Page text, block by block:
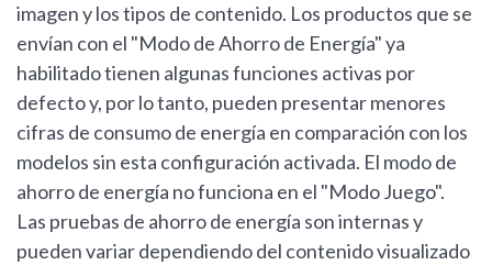
imagen y los tipos de contenido. Los productos que se
envían con el "Modo de Ahorro de Energía" ya
habilitado tienen algunas funciones activas por
defecto y, por lo tanto, pueden presentar menores
cifras de consumo de energía en comparación con los
modelos sin esta configuración activada. El modo de
ahorro de energía no funciona en el "Modo Juego".
Las pruebas de ahorro de energía son internas y
pueden variar dependiendo del contenido visualizado